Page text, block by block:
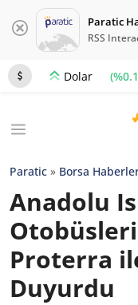
Paratic
RSS
Dolar
Paratic » Borsa
Anadolu
Otobüsleri
Proterra
Duyurdu